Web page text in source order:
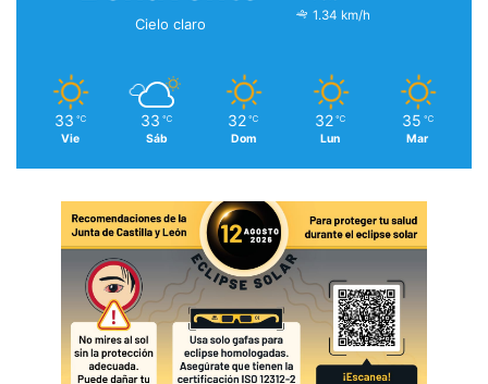
Cielo claro
1.34 km/h
33 ℃
Vie
33 ℃
Sáb
32 ℃
Dom
32 ℃
Lun
35 ℃
Mar